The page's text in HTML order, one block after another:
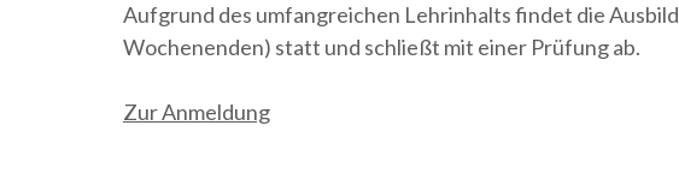
Aufgrund des umfangreichen Lehrinhalts findet die
Wochenenden) statt und schließt mit einer Prüfung ab.
Zur Anmeldung